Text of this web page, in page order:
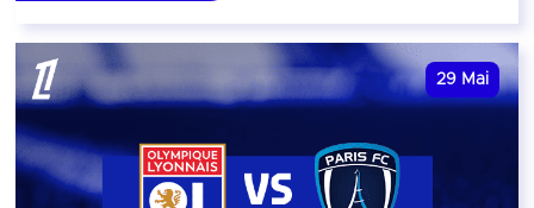
29 Mai